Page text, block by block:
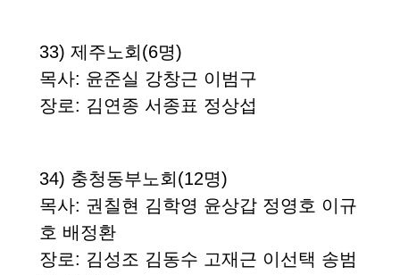
33) 제주노회 (6명)
목사: 윤준실 강창근 이범구
장로: 김연종 서종표 정상섭
34) 충청동부노회 (12명)
목사: 권칠현 김학영 윤상갑 정영호 이규
호 배정환
장로: 김성조 김동수 고재근 이선택 송범